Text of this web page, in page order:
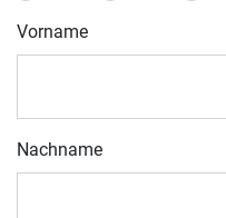
Vorname
Nachname